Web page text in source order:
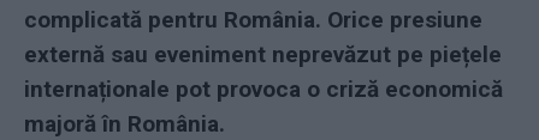
complicată pentru România. Orice presiune
externă sau eveniment neprevăzut pe piețele
internaționale pot provoca o criză economică
majoră în România.